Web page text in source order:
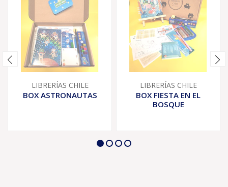
LIBRERÍAS CHILE
BOX ASTRONAUTAS
LIBRERÍAS CHILE
BOX FIESTA EN EL
BOSQUE